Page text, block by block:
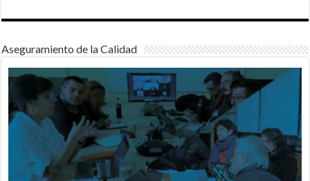
Aseguramiento de la Calidad